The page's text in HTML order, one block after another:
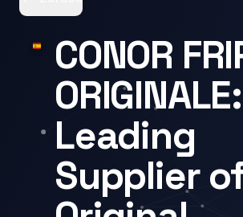
CONOR
ORIGINALE:
Leading
Supplier